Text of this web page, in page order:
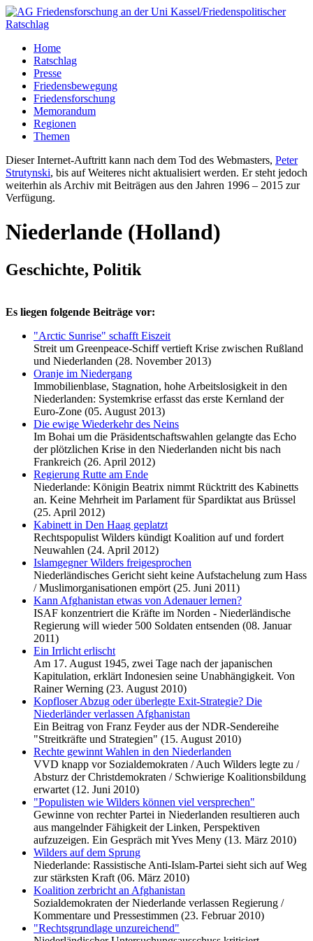
Home
Ratschlag
Presse
Friedensbewegung
Friedensforschung
Memorandum
Regionen
Themen
Dieser Internet-Auftritt kann nach dem Tod des Webmasters, Peter
Strutynski, bis auf Weiteres nicht aktualisiert werden. Er steht jedoch
weiterhin als Archiv mit Beiträgen aus den Jahren 1996 – 2015 zur
Verfügung.
Niederlande (Holland)
Geschichte, Politik
Es liegen folgende Beiträge vor:
"Arctic Sunrise" schafft Eiszeit
Streit um Greenpeace-Schiff vertieft Krise zwischen Rußland
und Niederlanden (28. November 2013)
Oranje im Niedergang
Immobilienblase, Stagnation, hohe Arbeitslosigkeit in den
Niederlanden: Systemkrise erfasst das erste Kernland der
Euro-Zone (05. August 2013)
Die ewige Wiederkehr des Neins
Im Bohai um die Präsidentschaftswahlen gelangte das Echo
der plötzlichen Krise in den Niederlanden nicht bis nach
Frankreich (26. April 2012)
Regierung Rutte am Ende
Niederlande: Königin Beatrix nimmt Rücktritt des Kabinetts
an. Keine Mehrheit im Parlament für Spardiktat aus Brüssel
(25. April 2012)
Kabinett in Den Haag geplatzt
Rechtspopulist Wilders kündigt Koalition auf und fordert
Neuwahlen (24. April 2012)
Islamgegner Wilders freigesprochen
Niederländisches Gericht sieht keine Aufstachelung zum Hass
/ Muslimorganisationen empört (25. Juni 2011)
Kann Afghanistan etwas von Adenauer lernen?
ISAF konzentriert die Kräfte im Norden - Niederländische
Regierung will wieder 500 Soldaten entsenden (08. Januar
2011)
Ein Irrlicht erlischt
Am 17. August 1945, zwei Tage nach der japanischen
Kapitulation, erklärt Indonesien seine Unabhängigkeit. Von
Rainer Werning (23. August 2010)
Kopfloser Abzug oder überlegte Exit-Strategie? Die
Niederländer verlassen Afghanistan
Ein Beitrag von Franz Feyder aus der NDR-Sendereihe
"Streitkräfte und Strategien" (15. August 2010)
Rechte gewinnt Wahlen in den Niederlanden
VVD knapp vor Sozialdemokraten / Auch Wilders legte zu /
Absturz der Christdemokraten / Schwierige Koalitionsbildung
erwartet (12. Juni 2010)
"Populisten wie Wilders können viel versprechen"
Gewinne von rechter Partei in Niederlanden resultieren auch
aus mangelnder Fähigkeit der Linken, Perspektiven
aufzuzeigen. Ein Gespräch mit Yves Meny (13. März 2010)
Wilders auf dem Sprung
Niederlande: Rassistische Anti-Islam-Partei sieht sich auf Weg
zur stärksten Kraft (06. März 2010)
Koalition zerbricht an Afghanistan
Sozialdemokraten der Niederlande verlassen Regierung /
Kommentare und Pressestimmen (23. Februar 2010)
"Rechtsgrundlage unzureichend"